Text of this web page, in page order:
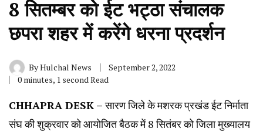
8 सितम्बर को ईट भट्ठा संचालक
छपरा शहर में करेंगे धरना प्रदर्शन
ByHulchal News
September 2, 2022
0 minutes, 1 second Read
CHHAPRA DESK –सारण जिले के मशरक प्रखंड ईट निर्माता
संघ की शुक्रवार को आयोजित बैठक में 8 सितंबर को जिला मुख्यालय